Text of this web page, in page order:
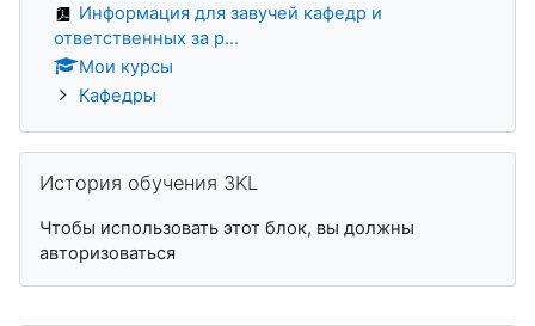
Информация для завучей кафедр и
ответственных за р...
Мои курсы
Кафедры
История обучения 3KL
Чтобы использовать этот блок, вы должны
авторизоваться